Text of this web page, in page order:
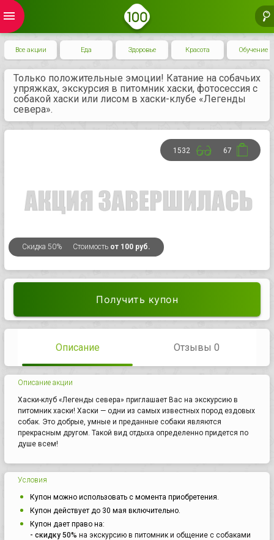
menu
Все акции Еда Здоровье Красота Обучение
Только положительные эмоции! Катание на собачьих
упряжках, экскурсия в питомник хаски, фотосессия с
собакой хаски или лисом в хаски-клубе «Легенды
севера».
Скидка 50% Стоимость от 100 руб.
1532 67
Получить купон
Описание Отзывы 0
Описание акции
Хаски-клуб «Легенды севера» приглашает Вас на экскурсию в
питомник хаски! Хаски — одни из самых известных пород ездовых
собак. Это добрые, умные и преданные собаки являются
прекрасным другом. Такой вид отдыха определенно придется по
душе всем!
Условия
Купон можно использовать с момента приобретения.
Купон действует до 30 мая включительно.
Купон дает право на:
- скидку 50% на экскурсию в питомник и общение с собаками